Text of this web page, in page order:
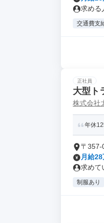
求める
交通費支
正社員
大型ト
株式会社
年休
〒357-
月給
求めて
制服あり